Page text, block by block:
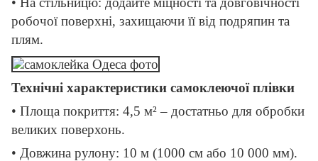
робочої поверхні, захищаючи її від подряпин та
плям.
Технічні характеристики самоклеючої плівки
• Площа покриття: 4,5 м² – достатньо для обробки
великих поверхонь.
• Довжина рулону: 10 м (1000 см або 10 000 мм).